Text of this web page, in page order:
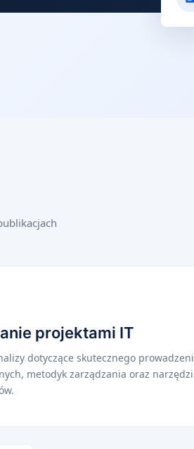
projektami IT
dotyczące skutecznego
metodyk zarządzania oraz